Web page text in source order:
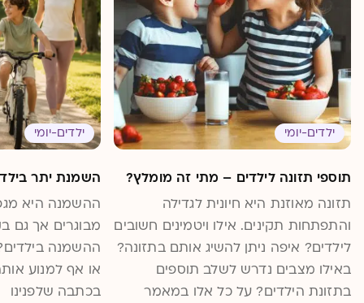
ילדים-יומי
תוספי תזונה לילדים – מתי זה מומלץ?
תזונה מאוזנת היא חיונית לגדילה
והתפתחות תקינים. אילו ויטמינים חשובים
לילדים? איפה ניתן להשיג אותם בתזונה?
באילו מצבים נדרש לשלב תוספים
בתזונת הילדים? על כל אלו במאמר
ילדים-יומי
השמנת יתר
ההשמנה היא
מבוגרים אך גם
ההשמנה
או אף למנוע
בכתבה שלפנינו